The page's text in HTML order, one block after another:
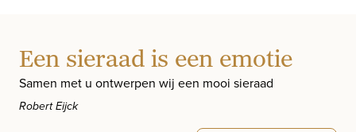
Een sieraad is een emotie
Samen met u ontwerpen wij een mooi sieraad
Robert Eijck